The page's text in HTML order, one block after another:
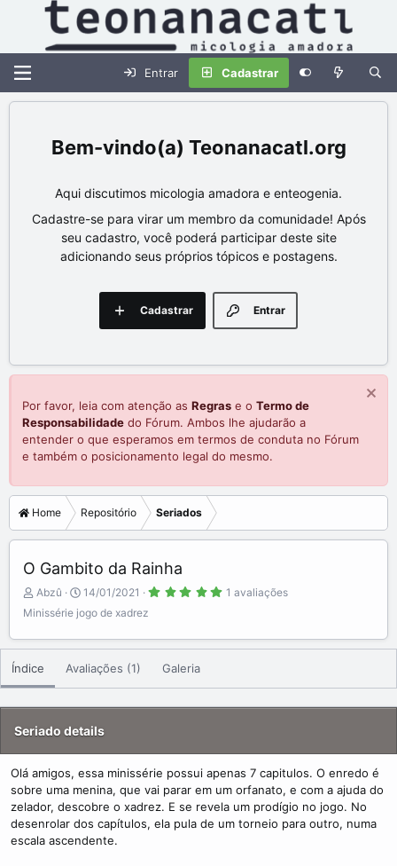
Entrar Cadastrar
Teonanacatl.org
Aqui discutimos micologia amadora e enteogenia.
Cadastre-se para virar um membro da comunidade! Após
seu cadastro, você poderá participar deste site
adicionando seus próprios tópicos e postagens.
Entrar
Cadastrar
Por favor, leia com atenção as Regras e o Termo de
Responsabilidade do Fórum. Ambos lhe ajudarão a
entender o que esperamos em termos de conduta no Fórum
e também o posicionamento legal do mesmo.
Home Repositório Seriados
O Gambito da Rainha
A
d
e
b
y
Abzû
C
r
e
a
e
d
a
e
14/01/2021
5
t
a
s
1 avaliações
Minissérie jogo de xadrez
Índice Avaliações (1) Galeria
Seriado details
Olá amigos, essa minissérie possui apenas 7 capitulos. O enredo é
sobre uma menina, que vai parar em um orfanato, e com a ajuda do
zelador, descobre o xadrez. E se revela um prodígio no jogo. No
desenrolar dos capítulos, ela pula de um torneio para outro, numa
escala ascendente.